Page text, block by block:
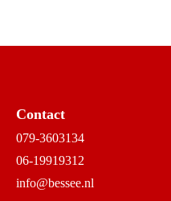
Contact
079-3603134
06-19919312
info@bessee.nl